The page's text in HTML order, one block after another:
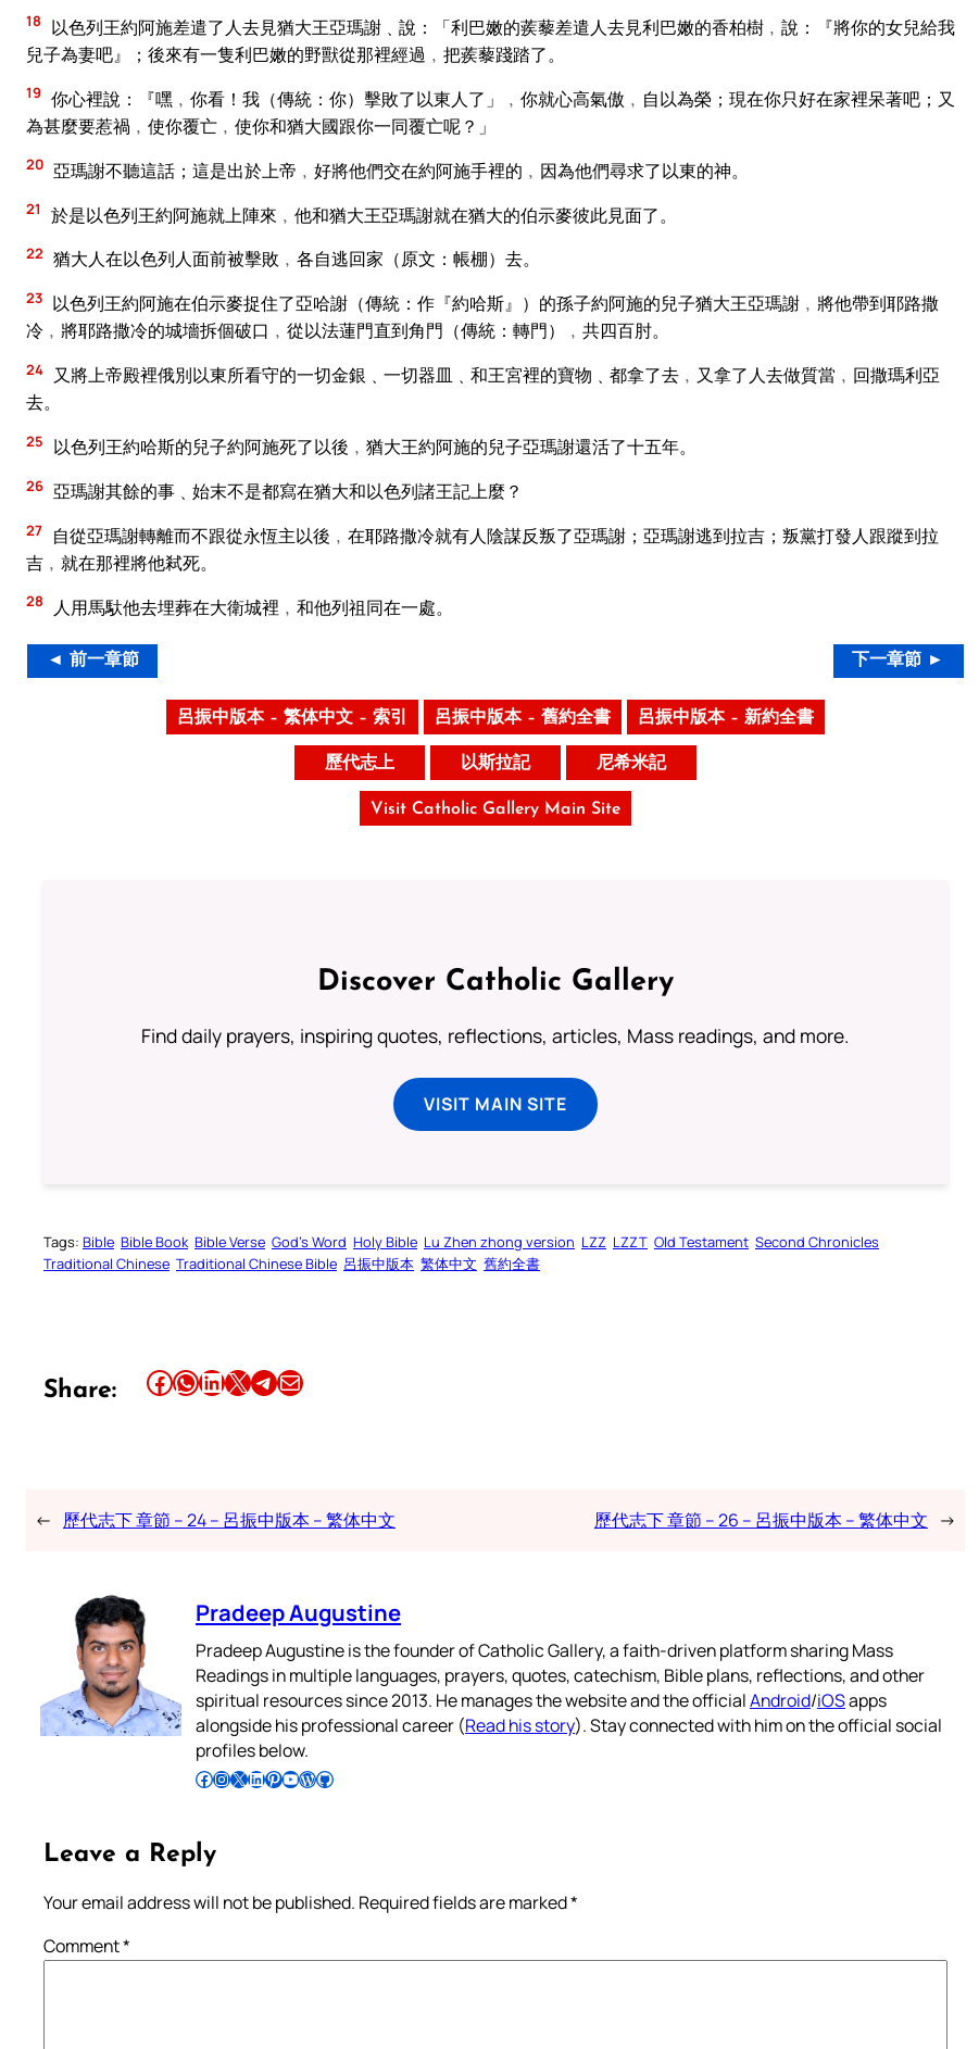
18
以色列王約阿施差遣了人去見猶大王亞瑪謝﹑說：「利巴嫩的蒺藜差遣人去見利巴嫩的香柏樹﹐說：『將你的女兒給我
兒子為妻吧』；後來有一隻利巴嫩的野獸從那裡經過﹐把蒺藜踐踏了。
19 你心裡說：『嘿﹐你看！我（傳統：你）擊敗了以東人了」﹐你就心高氣傲﹐自以為榮；現在你只好在家裡呆著吧；又
為甚麼要惹禍﹐使你覆亡﹐使你和猶大國跟你一同覆亡呢？」
20 亞瑪謝不聽這話；這是出於上帝﹐好將他們交在約阿施手裡的﹐因為他們尋求了以東的神。
21 於是以色列王約阿施就上陣來﹐他和猶大王亞瑪謝就在猶大的伯示麥彼此見面了。
22 猶大人在以色列人面前被擊敗﹐各自逃回家（原文：帳棚）去。
23 以色列王約阿施在伯示麥捉住了亞哈謝（傳統：作『約哈斯』）的孫子約阿施的兒子猶大王亞瑪謝﹐將他帶到耶路撒
冷﹐將耶路撒冷的城墻拆個破口﹐從以法蓮門直到角門（傳統：轉門）﹐共四百肘。
24
又將上帝殿裡俄別以東所看守的一切金銀﹑一切器皿﹑和王宮裡的寶物﹑都拿了去﹐又拿了人去做質當﹐回撒瑪利亞
去。
25 以色列王約哈斯的兒子約阿施死了以後﹐猶大王約阿施的兒子亞瑪謝還活了十五年。
26 亞瑪謝其餘的事﹑始末不是都寫在猶大和以色列諸王記上麼？
27
自從亞瑪謝轉離而不跟從永恆主以後﹐在耶路撒冷就有人陰謀反叛了亞瑪謝；亞瑪謝逃到拉吉；叛黨打發人跟蹤到拉
吉﹐就在那裡將他弒死。
28 人用馬馱他去埋葬在大衛城裡﹐和他列祖同在一處。
◄ 前一章節 下一章節 ►
呂振中版本 – 繁体中文 – 索引 呂振中版本 – 舊約全書 呂振中版本 – 新約全書
歷代志上 以斯拉記 尼希米記
Visit Catholic Gallery Main Site
Discover Catholic Gallery
Find daily prayers, inspiring quotes, reflections, articles, Mass readings, and more.
VISIT MAIN SITE
Tags: Bible Bible Book Bible Verse God’s Word Holy Bible Lu Zhen zhong version LZZ LZZT Old Testament Second Chronicles
Traditional Chinese Traditional Chinese Bible 呂振中版本 繁体中文 舊約全書
Share: Share this article on Facebook Share this article on WhatsApp Share this article on LinkedIn Share this article on X Share this article on TelegramEmail this Article
← 歷代志下 章節 – 24 – 呂振中版本 – 繁体中文 歷代志下 章節 – 26 – 呂振中版本 – 繁体中文 →
Pradeep Augustine
Pradeep Augustine is the founder of Catholic Gallery, a faith-driven platform sharing Mass
Readings in multiple languages, prayers, quotes, catechism, Bible plans, reflections, and other
spiritual resources since 2013. He manages the website and the officialAndroid/iOSapps
alongside his professional career (Read his story). Stay connected with him on the official social
profiles below.
Follow Pradeep on Facebook Follow Pradeep on InstagramFollow Pradeep on X Follow Pradeep on LinkedIn Follow Pradeep on Pinterest Subscribe to Pradeep’s Youtube Channel Follow Pradeep on WordPress Follow Pradeep on GitHub
Leave a Reply
Your email address will not be published. Required fields are marked*
Comment*